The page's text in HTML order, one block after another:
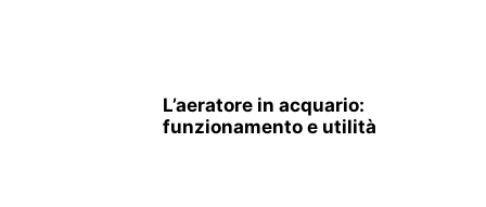
L’aeratore in acquario:
funzionamento e utilità